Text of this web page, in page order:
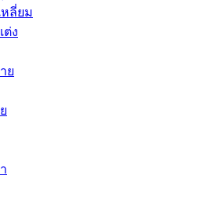
ลี่ยม
ต่ง
ย